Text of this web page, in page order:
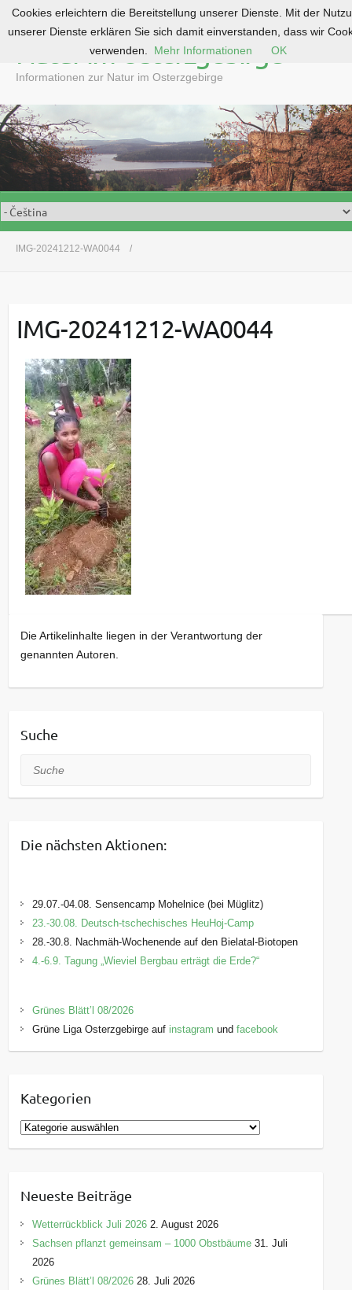
o
c
o
n
e
n
Natur im Osterzgebirge
Informationen zur Natur im Osterzgebirge
IMG-20241212-WA0044
IMG-20241212-WA0044
Die Artikelinhalte liegen in der Verantwortung der
genannten Autoren.
Suche
Suche
Die nächsten Aktionen:
29.07.-04.08. Sensencamp Mohelnice (bei Müglitz)
23.-30.08. Deutsch-tschechisches HeuHoj-Camp
28.-30.8. Nachmäh-Wochenende auf den Bielatal-Biotopen
4.-6.9. Tagung „Wieviel Bergbau erträgt die Erde?“
Grünes Blätt’l 08/2026
Grüne Liga Osterzgebirge auf instagram undfacebook
Kategorien
K
a
g
o
r
e
Neueste Beiträge
Wetterrückblick Juli 2026 2. August 2026
Sachsen pflanzt gemeinsam – 1000 Obstbäume 31. Juli
2026
Grünes Blätt’l 08/2026 28. Juli 2026
Cookies erleichtern die Bereitstellung unserer Dienste. Mit der
unserer Dienste erklären Sie sich damit einverstanden, dass wir
verwenden.
Mehr Informationen OK